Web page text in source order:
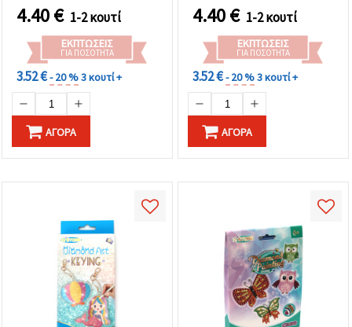
4.40€ 1-2 κουτί
ΕΚΠΤΏΣΕΙΣ
ΓΙΑ ΠΟΣΌΤΗΤΑ
3.52 €- 20 %3 κουτί +
ΑΓΟΡΆ
4.40€ 1-2 κουτί
ΕΚΠΤΏΣΕΙΣ
ΓΙΑ ΠΟΣΌΤΗΤΑ
3.52 €- 20 %3 κουτί +
ΑΓΟΡΆ